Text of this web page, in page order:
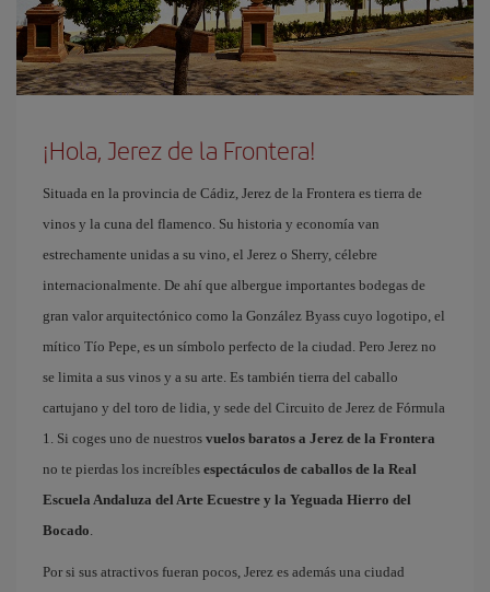
¡Hola, Jerez de la Frontera!
Situada en la provincia de Cádiz, Jerez de la Frontera es tierra de
vinos y la cuna del flamenco. Su historia y economía van
estrechamente unidas a su vino, el Jerez o Sherry, célebre
internacionalmente. De ahí que albergue importantes bodegas de
gran valor arquitectónico como la González Byass cuyo logotipo, el
mítico Tío Pepe, es un símbolo perfecto de la ciudad. Pero Jerez no
se limita a sus vinos y a su arte. Es también tierra del caballo
cartujano y del toro de lidia, y sede del Circuito de Jerez de Fórmula
1. Si coges uno de nuestros vuelos baratos a Jerez de la Frontera
no te pierdas los increíbles espectáculos de caballos de la Real
Escuela Andaluza del Arte Ecuestre y la Yeguada Hierro del
Bocado
Por si sus atractivos fueran pocos, Jerez es además una ciudad